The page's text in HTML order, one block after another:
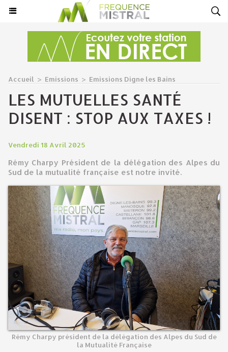
Accueil > Emissions > Emissions Digne les Bains
LES MUTUELLES SANTÉ
DISENT : STOP AUX TAXES !
Vendredi 18 Avril 2025
Rémy Charpy Président de la délégation des Alpes du
Sud de la mutualité française est notre invité.
Rémy Charpy président de la délégation des Alpes du Sud de
la Mutualité Française